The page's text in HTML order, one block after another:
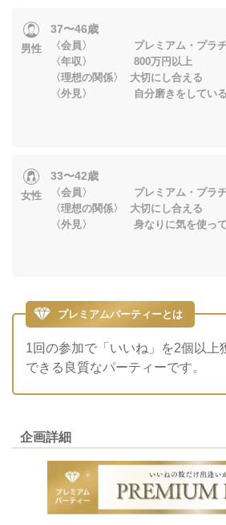
男性
37〜46歳
〈会員〉 プレミアム・プラ
〈年収〉 800万円以上
〈理想の関係〉 大切にし合える
〈外見〉 自分磨きをしている
女性
33〜42歳
〈会員〉 プレミアム・プラ
〈理想の関係〉 大切にし合える
〈外見〉 身なりに気を使って
プレミアムパーティーとは
1回の参加で「いいね」を2個以上
できる良質なパーティーです。
企画詳細